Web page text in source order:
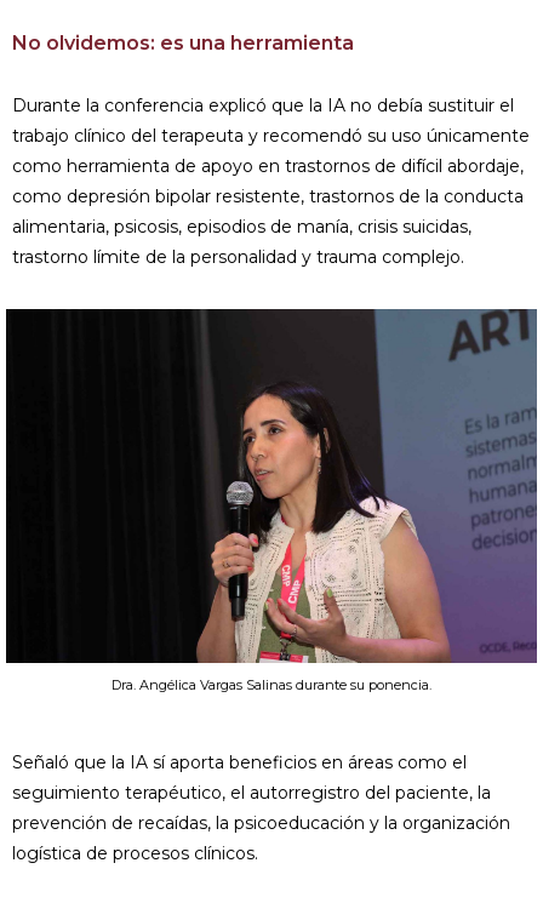
No olvidemos: es una herramienta
Durante la conferencia explicó que la IA no debía sustituir el
trabajo clínico del terapeuta y recomendó su uso únicamente
como herramienta de apoyo en trastornos de difícil abordaje,
como depresión bipolar resistente, trastornos de la conducta
alimentaria, psicosis, episodios de manía, crisis suicidas,
trastorno límite de la personalidad y trauma complejo.
Dra. Angélica Vargas Salinas durante su ponencia.
Señaló que la IA sí aporta beneficios en áreas como el
seguimiento terapéutico, el autorregistro del paciente, la
prevención de recaídas, la psicoeducación y la organización
logística de procesos clínicos.